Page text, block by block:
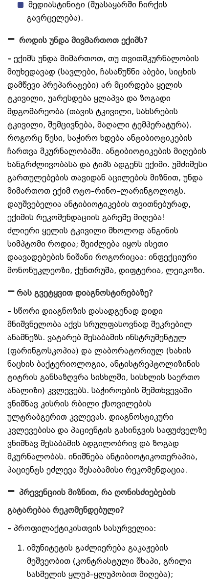
მედიასტინიტი (შუასაყარში ჩირქის
გავრცელება).
– როდის უნდა მივმართოთ ექიმს?
– ექიმს უნდა მიმართოთ, თუ თვითმკურნალობის
მიუხედავად (სავლები, ჩასაწუწნი აბები, სიცხის
დამწევი პრეპარატები) არ მცირდება ყელის
ტკივილი, უარესდება ყლაპვა და ზოგადი
მდგომარეობა (თავის ტკივილი, სახსრების
ტკივილი, შემცივნება, მაღალი ტემპერატურა).
როგორც წესი, საჭირო ხდება ანტიბიოტიკების
ჩართვა მკურნალობაში. ანტიბიოტიკების მიღების
ხანგრძლივობასა და ტიპს ადგენს ექიმი. უმძიმესი
გართულებების თავიდან აცილების მიზნით, უნდა
მიმართოთ ექიმ ოტო–რინო–ლარინგოლოგს.
დაუშვებელია ანტიბიოტიკების თვითნებურად,
ექიმის რეკომენდაციის გარეშე მიღება!
ძლიერი ყელის ტკივილი მხოლოდ ანგინის
სიმპტომი როდია; შეიძლება იყოს ისეთი
დაავადებების ნიშანი როგორიცაა: ინფექციური
მონონუკლეოზი, ქუნთრუშა, დიფტერია, ლეიკოზი.
–რას გვეტყვით დიაგნოსტირებაზე?
– სწორი დიაგნოზის დასადგენად დიდი
მნიშვნელობა აქვს სრულფასოვნად შეკრებილ
ანამნეზს. ვატარებ შესაბამის ინსტრუმენტულ
(ფარინგოსკოპია) და ლაბორატორიულ (ხახის
ნაცხის ბაქტერიოლოგია, ანტისტრეპტოლიზინის
ტიტრის განსაზღვრა სისხლში, სისხლის საერთო
ანალიზი) კვლევებს. საჭიროების შემთხვევაში
ვნიშნავ კისრის რბილი ქსოვილების
ულტრაბგერით კვლევას. დიაგნოსტიკური
კვლევებისა და პაციენტის გასინჯვის საფუძველზე
ვნიშნავ შესაბამის ადგილობრივ და ზოგად
მკურნალობას. ინიშნება ანტიბიოტიკოთერაპია,
პაციენტს ეძლევა შესაბამისი რეკომენდაცია.
– პრევენციის მიზნით, რა ღონისძიებების
გატარებაა რეკომენდებული?
– პროფილაქტიკისთვის სასურველია:
იმუნიტეტის გაძლიერება გაკაჟების
მეშვეობით (კონტრასტული შხაპი, გრილი
სასმელის ყლუპ–ყლუპობით მიღება);